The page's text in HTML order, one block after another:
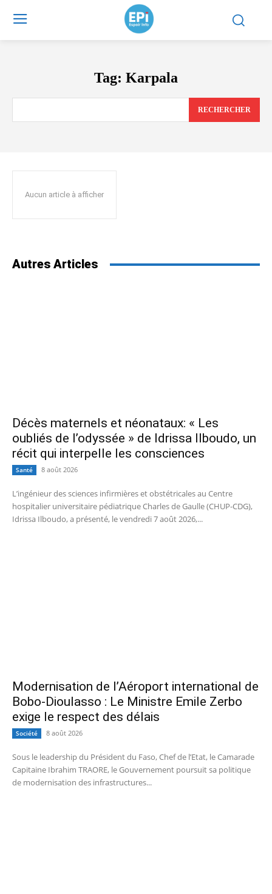
Tag: Karpala
RECHERCHER
Aucun article à afficher
Autres Articles
Décès maternels et néonataux: « Les
oubliés de l’odyssée » de Idrissa Ilboudo, un
récit qui interpelle les consciences
Santé 8 août 2026
L’ingénieur des sciences infirmières et obstétricales au Centre
hospitalier universitaire pédiatrique Charles de Gaulle (CHUP-CDG),
Idrissa Ilboudo, a présenté, le vendredi 7 août 2026,...
Modernisation de l’Aéroport international de
Bobo-Dioulasso : Le Ministre Emile Zerbo
exige le respect des délais
Société 8 août 2026
Sous le leadership du Président du Faso, Chef de l’Etat, le Camarade
Capitaine Ibrahim TRAORE, le Gouvernement poursuit sa politique
de modernisation des infrastructures...